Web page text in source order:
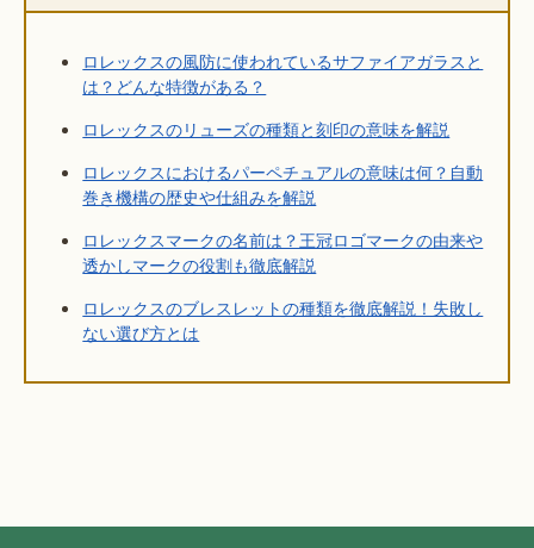
ロレックスの風防に使われているサファイアガラスと
は？どんな特徴がある？
ロレックスのリューズの種類と刻印の意味を解説
ロレックスにおけるパーペチュアルの意味は何？自動
巻き機構の歴史や仕組みを解説
ロレックスマークの名前は？王冠ロゴマークの由来や
透かしマークの役割も徹底解説
ロレックスのブレスレットの種類を徹底解説！失敗し
ない選び方とは